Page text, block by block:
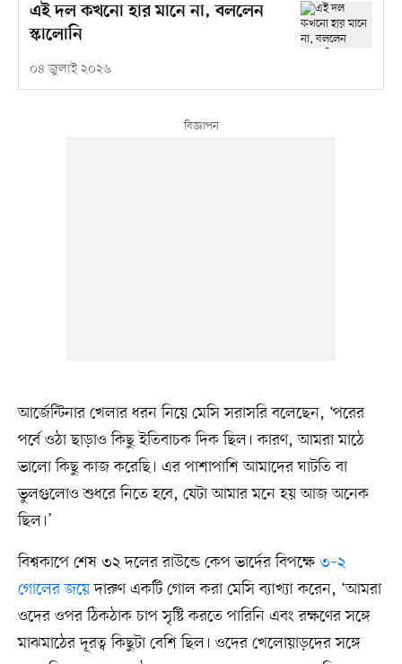
এই দল কখনো হার মানে না, বললেন
স্কালোনি
০৪ জুলাই ২০২৬
আর্জেন্টিনার খেলার ধরন নিয়ে মেসি সরাসরি বলেছেন, ‘পরের
পর্বে ওঠা ছাড়াও কিছু ইতিবাচক দিক ছিল। কারণ, আমরা মাঠে
ভালো কিছু কাজ করেছি। এর পাশাপাশি আমাদের ঘাটতি বা
ভুলগুলোও শুধরে নিতে হবে, যেটা আমার মনে হয় আজ অনেক
ছিল।’
বিশ্বকাপে শেষ ৩২ দলের রাউন্ডে কেপ ভার্দের বিপক্ষে ৩–২
গোলের জয়েদারুণ একটি গোল করা মেসি ব্যাখ্যা করেন, ‘আমরা
ওদের ওপর ঠিকঠাক চাপ সৃষ্টি করতে পারিনি এবং রক্ষণের সঙ্গে
মাঝমাঠের দূরত্ব কিছুটা বেশি ছিল। ওদের খেলোয়াড়দের সঙ্গে